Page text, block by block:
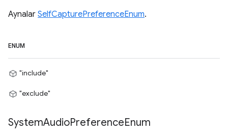
Aynalar SelfCapturePreferenceEnum.
ENUM
"include"
"exclude"
SystemAudioPreferenceEnum